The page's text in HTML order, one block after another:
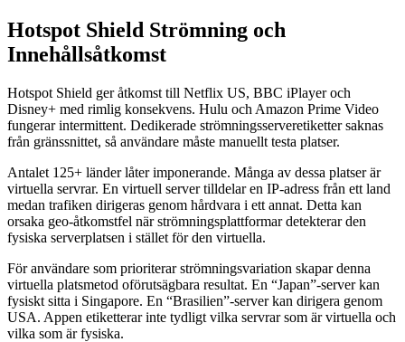
Hotspot Shield Strömning och
Innehållsåtkomst
Hotspot Shield ger åtkomst till Netflix US, BBC iPlayer och
Disney+ med rimlig konsekvens. Hulu och Amazon Prime Video
fungerar intermittent. Dedikerade strömningsserveretiketter saknas
från gränssnittet, så användare måste manuellt testa platser.
Antalet 125+ länder låter imponerande. Många av dessa platser är
virtuella servrar. En virtuell server tilldelar en IP-adress från ett land
medan trafiken dirigeras genom hårdvara i ett annat. Detta kan
orsaka geo-åtkomstfel när strömningsplattformar detekterar den
fysiska serverplatsen i stället för den virtuella.
För användare som prioriterar strömningsvariation skapar denna
virtuella platsmetod oförutsägbara resultat. En “Japan”-server kan
fysiskt sitta i Singapore. En “Brasilien”-server kan dirigera genom
USA. Appen etiketterar inte tydligt vilka servrar som är virtuella och
vilka som är fysiska.